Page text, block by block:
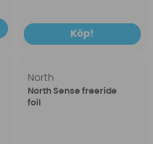
Köp!
North
North Sense freeride
foil